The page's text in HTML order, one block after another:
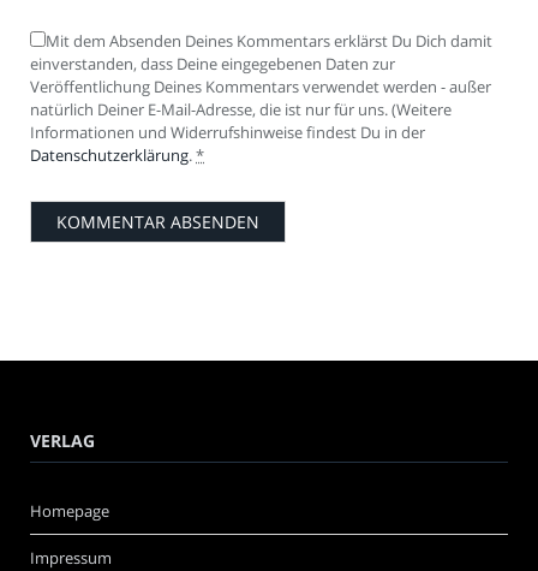
Mit dem Absenden Deines Kommentars erklärst Du Dich damit
einverstanden, dass Deine eingegebenen Daten zur
Veröffentlichung Deines Kommentars verwendet werden - außer
natürlich Deiner E-Mail-Adresse, die ist nur für uns. (Weitere
Informationen und Widerrufshinweise findest Du in der
Datenschutzerklärung.*
VERLAG
Homepage
Impressum